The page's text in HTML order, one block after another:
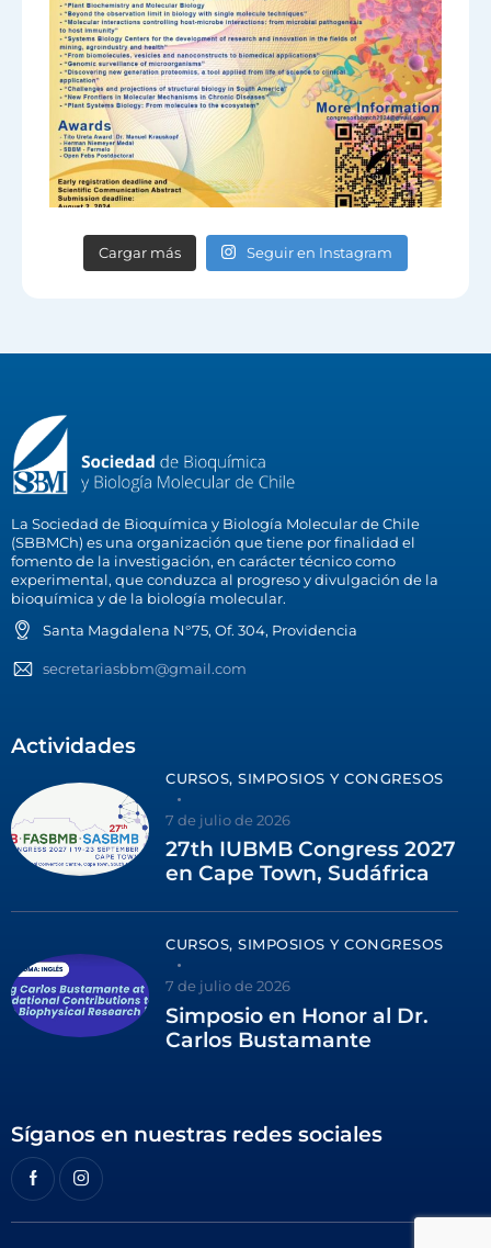
Cargar más Seguir en Instagram
La Sociedad de Bioquímica y Biología Molecular de Chile
(SBBMCh) es una organización que tiene por finalidad el
fomento de la investigación, en carácter técnico como
experimental, que conduzca al progreso y divulgación de la
bioquímica y de la biología molecular.
Santa Magdalena N°75, Of. 304, Providencia
secretariasbbm@gmail.com
Actividades
CURSOS, SIMPOSIOS Y CONGRESOS
7 de julio de 2026
27th IUBMB Congress 2027
en Cape Town, Sudáfrica
CURSOS, SIMPOSIOS Y CONGRESOS
7 de julio de 2026
Simposio en Honor al Dr.
Carlos Bustamante
Síganos en nuestras redes sociales